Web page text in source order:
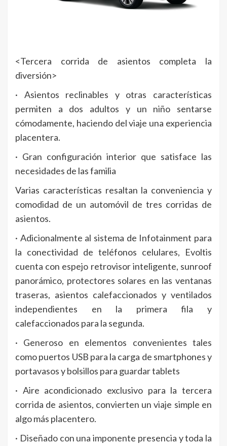
<Tercera corrida de asientos completa la
diversión>
· Asientos reclinables y otras características
permiten a dos adultos y un niño sentarse
cómodamente, haciendo del viaje una experiencia
placentera.
· Gran configuración interior que satisface las
necesidades de las familia
Varias características resaltan la conveniencia y
comodidad de un automóvil de tres corridas de
asientos.
· Adicionalmente al sistema de Infotainment para
la conectividad de teléfonos celulares, Evoltis
cuenta con espejo retrovisor inteligente, sunroof
panorámico, protectores solares en las ventanas
traseras, asientos calefaccionados y ventilados
independientes en la primera fila y
calefaccionados para la segunda.
· Generoso en elementos convenientes tales
como puertos USB para la carga de smartphones y
portavasos y bolsillos para guardar tablets
· Aire acondicionado exclusivo para la tercera
corrida de asientos, convierten un viaje simple en
algo más placentero.
· Diseñado con una imponente presencia y toda la